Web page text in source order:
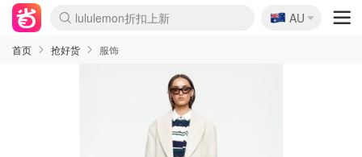
lululemon折扣上新
Sasa美妆护肤3.5折
SSENSE年中2.5折
FreshBeauty好价汇总
Cettire降价+叠9折
WWS Coles超市实拍
viagogo二手票捡漏
Myer超级周末
The Outnet奢牌1折起
David Jones 3折起
Flannels大牌1折
Perfumes Club护肤1折
AMIRO面罩$251
Amazon折扣汇总
eToro入金$200送$50
Amazon数码好物
ICONIC本周7.5折
ThedoubleF高奢地板价
Moose Knuckles 6折
丝芙兰5折起
EUFY摄像头$98
Selenichast首饰2折
Trip机票酒店促销
YSL送5件彩妆礼
Amazon家居好物
Amazon美妆护肤
雅漾大喷$8
过敏原检测盒$33
伊索独家赠50ml沐浴露
科颜氏高保湿面霜$29
SEALIFE海洋馆门票6折
丝塔芙大白罐$16
订阅Newsletter送香薰
Cult Beauty 6.8折
Harrods圣诞日历$525
LN-CC奢牌私促3折
d'Alba空姐喷雾$16
EVE LOM套装£56
Bernardelli独家4折
Adore Beauty 6折起
CT圣诞日历
Mytheresa奢品2.7折
Luxury Escapes 9折
Currentbody美容仪$881
MOON Garden Live
Roborock扫地机$649
Tingo Life水杯$24
Valentino官网5折
CR洗护套装$23
修丽可4件套$159
Myer彩妆2件7折
GANNI官网4.5折
Stylevana韩妆4折
Tessabit高奢8.5折
OGX洗发水$11
Amazon阿德莱德次日达
卡诗8.5折+赠礼
Philips Hue灯具8折
🇦🇺
AU
首页 抢好货 服饰